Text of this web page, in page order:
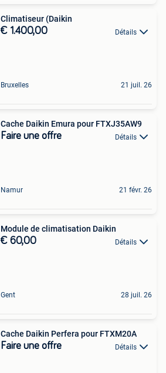
Climatiseur (Daikin
€ 1.400,00 Détails
Bruxelles 21 juil. 26
Cache Daikin Emura pour FTXJ35AW9
Faire une offre Détails
Namur 21 févr. 26
Module de climatisation Daikin
€ 60,00 Détails
Gent 28 juil. 26
Cache Daikin Perfera pour FTXM20A
Faire une offre Détails